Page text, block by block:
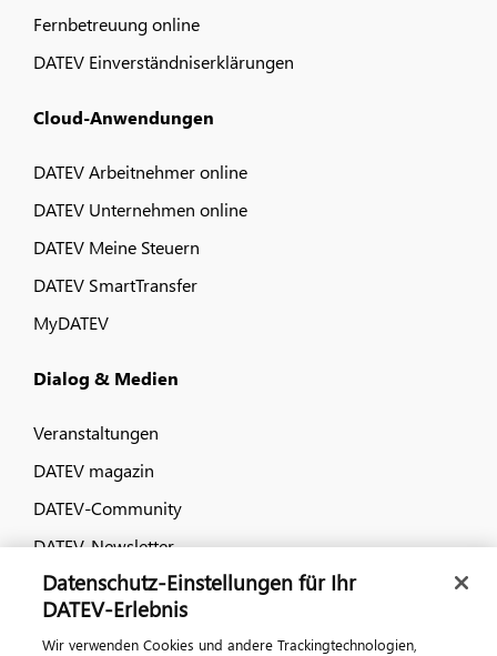
Fernbetreuung online
DATEV Einverständniserklärungen
Cloud-Anwendungen
DATEV Arbeitnehmer online
DATEV Unternehmen online
DATEV Meine Steuern
DATEV SmartTransfer
MyDATEV
Dialog & Medien
Veranstaltungen
DATEV magazin
DATEV-Community
DATEV-Newsletter
Kontaktieren Sie uns
Datenschutz-Einstellungen für Ihr
DATEV-Erlebnis
Wir verwenden Cookies und andere Trackingtechnologien,